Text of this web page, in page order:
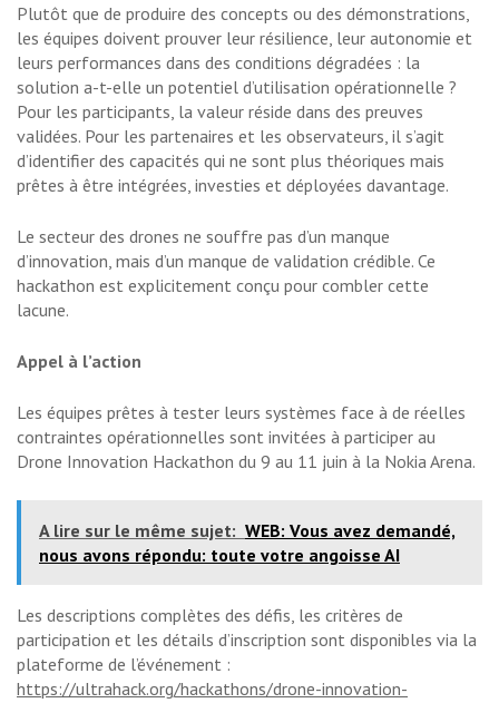
Plutôt que de produire des concepts ou des démonstrations,
les équipes doivent prouver leur résilience, leur autonomie et
leurs performances dans des conditions dégradées : la
solution a-t-elle un potentiel d’utilisation opérationnelle ?
Pour les participants, la valeur réside dans des preuves
validées. Pour les partenaires et les observateurs, il s’agit
d’identifier des capacités qui ne sont plus théoriques mais
prêtes à être intégrées, investies et déployées davantage.
Le secteur des drones ne souffre pas d’un manque
d’innovation, mais d’un manque de validation crédible. Ce
hackathon est explicitement conçu pour combler cette
lacune.
Appel à l’action
Les équipes prêtes à tester leurs systèmes face à de réelles
contraintes opérationnelles sont invitées à participer au
Drone Innovation Hackathon du 9 au 11 juin à la Nokia Arena.
A lire sur le même sujet: WEB: Vous avez demandé,
nous avons répondu: toute votre angoisse AI
Les descriptions complètes des défis, les critères de
participation et les détails d’inscription sont disponibles via la
plateforme de l’événement :
https://ultrahack.org/hackathons/drone-innovation-